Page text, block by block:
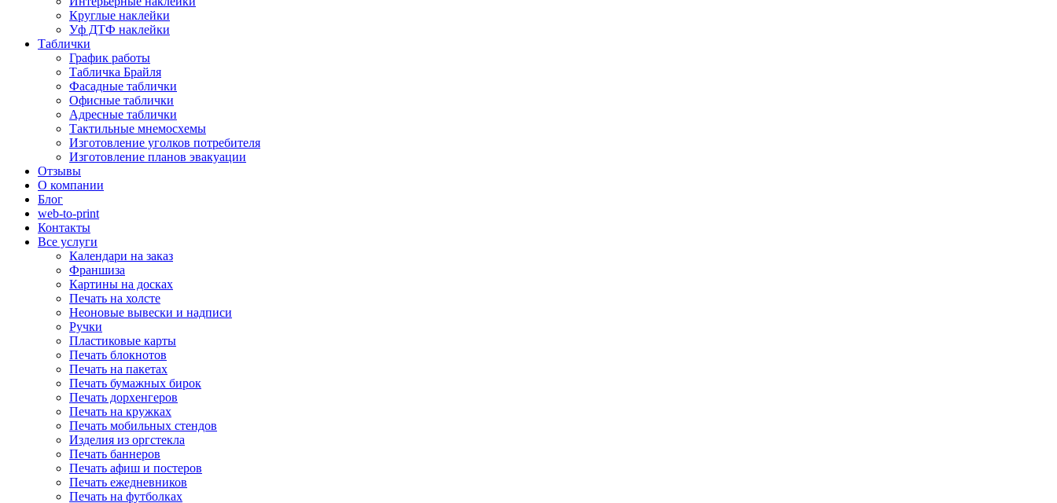
Круглые наклейки
Уф ДТФ наклейки
Таблички
График работы
Табличка Брайля
Фасадные таблички
Офисные таблички
Адресные таблички
Тактильные мнемосхемы
Изготовление уголков потребителя
Изготовление планов эвакуации
Отзывы
О компании
Блог
web-to-print
Контакты
Все услуги
Календари на заказ
Франшиза
Картины на досках
Печать на холсте
Неоновые вывески и надписи
Ручки
Пластиковые карты
Печать блокнотов
Печать на пакетах
Печать бумажных бирок
Печать дорхенгеров
Печать на кружках
Печать мобильных стендов
Изделия из оргстекла
Печать баннеров
Печать афиш и постеров
Печать ежедневников
Печать на футболках